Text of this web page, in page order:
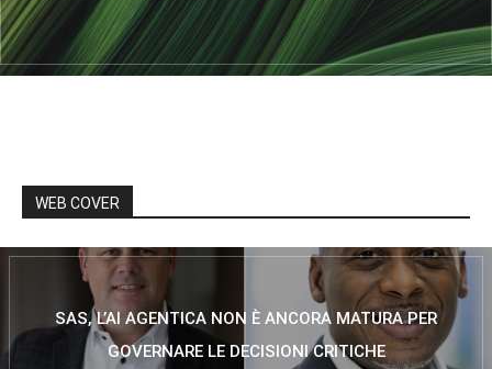
WEB COVER
SAS, L’AI AGENTICA NON È ANCORA MATURA PER
GOVERNARE LE DECISIONI CRITICHE